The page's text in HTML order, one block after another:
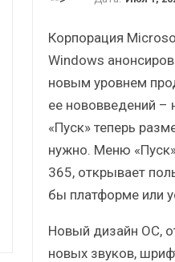
Корпорация
Windows
новым уровнем
ее нововведений –
«Пуск» теперь
нужно. Меню
365, открывает
бы платформе или
Новый дизайн ОС,
новых звуков,
Краткий
ИБП
Подкосят ли
российский рынок